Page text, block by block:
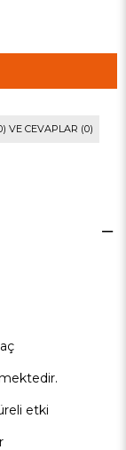
VE CEVAPLAR (0)
etki